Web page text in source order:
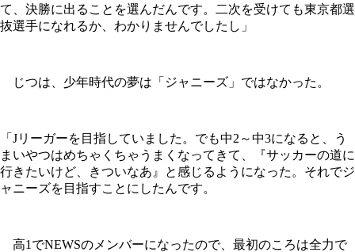
て、決勝に出ることを選んだんです。二次を受けても東京都選
抜選手になれるか、わかりませんでしたし」
じつは、少年時代の夢は「ジャニーズ」ではなかった。
「Jリーガーを目指していました。でも中2～中3になると、う
まいやつはめちゃくちゃうまくなってきて、『サッカーの道に
行きたいけど、きついなあ』と感じるようになった。それでジ
ャニーズを目指すことにしたんです。
高1でNEWSのメンバーになったので、最初のころは全力で